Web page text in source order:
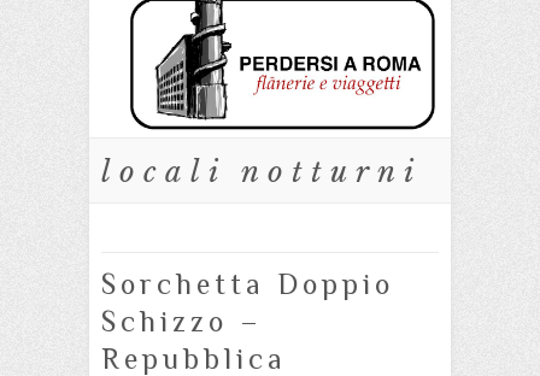
locali notturni
Sorchetta Doppio
Schizzo –
Repubblica